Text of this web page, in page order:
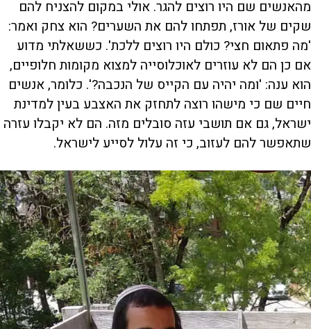
מהאנשים שם היו רוצים להגר. אולי במקום להצניח להם
שקים של אורז, תפתחו להם את השערים? הוא צחק ואמר:
'מה פתאום חצי? כולם היו רוצים ללכת'. כששאלתי מדוע
אם כן הם לא עוזרים לאוכלוסייה למצוא מקומות חלופיים,
הוא ענה: 'ומה יהיה עם הקייס של הנכבה?'. כלומר, אנשים
חיים שם כי מישהו רוצה לתחזק את האצבע בעין למדינת
ישראל, גם אם תושבי עזה סובלים מזה. הם לא יקבלו עזרה
שתאפשר להם לעזוב, כי זה עלול לסייע לישראל.